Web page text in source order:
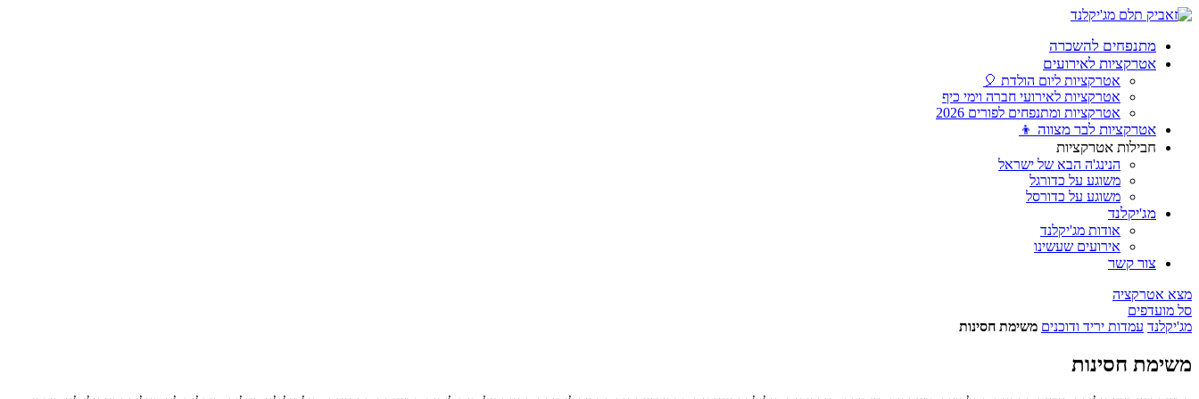
מתנפחים להשכרה
אטרקציות לאירועים
אטרקציות ליום הולדת 🎈
אטרקציות לאירועי חברה וימי כיף
אטרקציות ומתנפחים לפורים 2026
אטרקציות לבר מצווה 👦
חבילות אטרקציות
הנינג'ה הבא של ישראל
משוגע על כדורגל
משוגע על כדורסל
מג'יקלנד
אודות מג'יקלנד
אירועים שעשינו
צור קשר
מצא אטרקציה
סל מועדפים
מג'יקלנד עמדות יריד ודוכנים משימת חסינות
משימת חסינות